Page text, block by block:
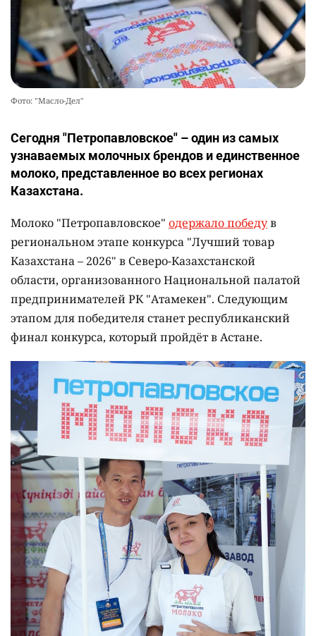
Фото: "Масло-Дел"
Сегодня "Петропавловское" – один из самых
узнаваемых молочных брендов и единственное
молоко, представленное во всех регионах
Казахстана.
Молоко "Петропавловское" одержало победув
региональном этапе конкурса "Лучший товар
Казахстана – 2026" в Северо-Казахстанской
области, организованного Национальной палатой
предпринимателей РК "Атамекен". Следующим
этапом для победителя станет республиканский
финал конкурса, который пройдёт в Астане.